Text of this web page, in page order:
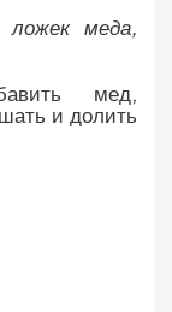
меда,
мед,
и долить